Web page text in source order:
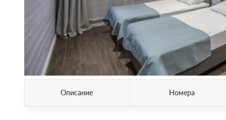
Описание Номера